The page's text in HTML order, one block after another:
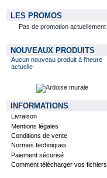
LES PROMOS
Pas de promotion actuellement
NOUVEAUX PRODUITS
Aucun nouveau produit à l'heure
actuelle
INFORMATIONS
Livraison
Mentions légales
Conditions de vente
Normes techniques
Paiement sécurisé
Comment télécharger vos fichiers